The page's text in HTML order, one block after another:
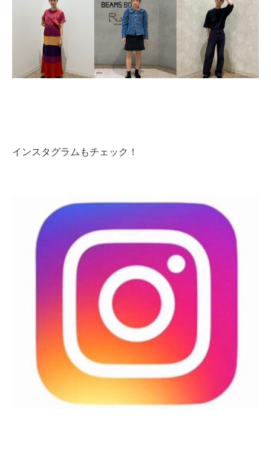
インスタグラムもチェック！